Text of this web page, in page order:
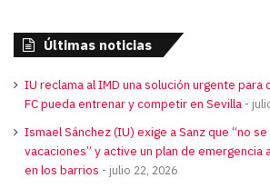
Últimas noticias
IU reclama al IMD una solución urgente para
FC pueda entrenar y competir en Sevilla
Ismael Sánchez (IU) exige a Sanz que “no
vacaciones” y active un plan de
en los barrios
julio 22, 2026